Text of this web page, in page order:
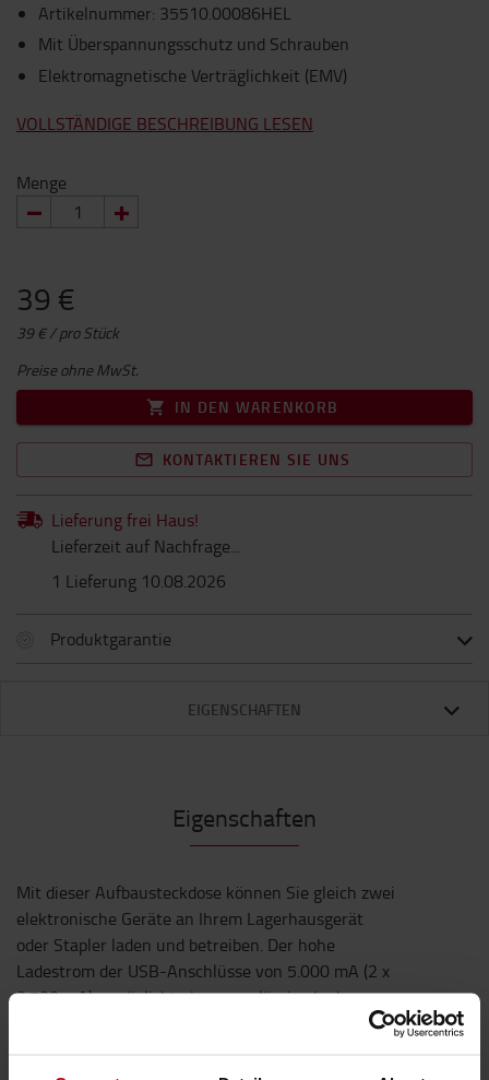
Artikelnummer: 35510.00086HEL
Mit Überspannungsschutz und Schrauben
Elektromagnetische Verträglichkeit (EMV)
VOLLSTÄNDIGE BESCHREIBUNG LESEN
Menge
39 €
39 € / pro Stück
Preise ohne MwSt.
IN DEN WARENKORB
KONTAKTIEREN SIE UNS
Lieferung frei Haus!
Lieferzeit auf Nachfrage...
1 Lieferung 10.08.2026
Produktgarantie
EIGENSCHAFTEN
Eigenschaften
Mit dieser Aufbausteckdose können Sie gleich zwei
elektronische Geräte an Ihrem Lagerhausgerät
oder Stapler laden und betreiben. Der hohe
Ladestrom der USB-Anschlüsse von 5.000 mA (2 x
2.500 mA) ermöglicht eine zuverlässige Ladung